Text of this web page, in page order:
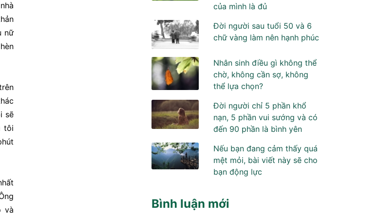
nữ
sẽ
tôi
và
của mình là đủ
Đời người sau tuổi 50 và 6
chữ vàng làm nên hạnh phúc
Nhân sinh điều gì không thể
chờ, không cần sợ, không
thể lựa chọn?
Đời người chỉ 5 phần khổ
nạn, 5 phần vui sướng và có
đến 90 phần là bình yên
Nếu bạn đang cảm thấy quá
mệt mỏi, bài viết này sẽ cho
bạn động lực
Bình luận mới